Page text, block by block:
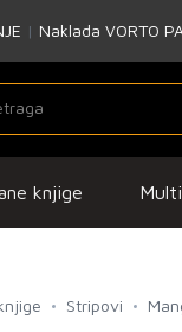
| Naklada VORTO
knjige
Stripovi